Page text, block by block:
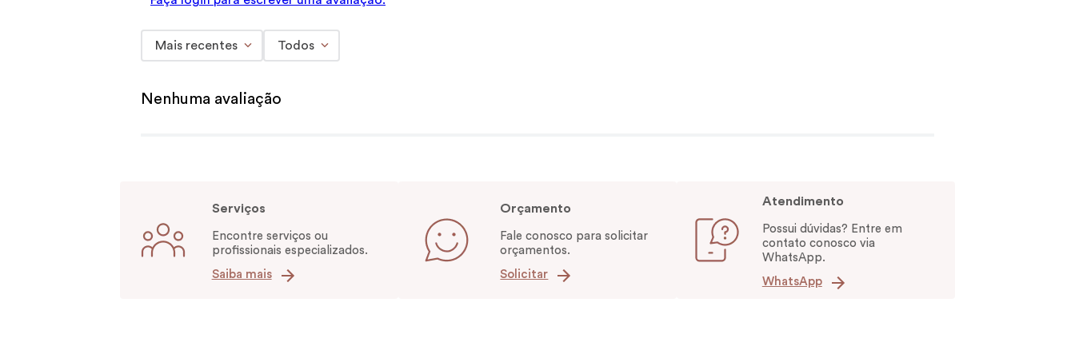
Mais recentes Todos
Nenhuma avaliação
Serviços
Encontre serviços ou
profissionais especializados.
Saiba mais
Orçamento
Fale conosco para solicitar
orçamentos.
Solicitar
Atendimento
Possui dúvidas? Entre em
contato conosco via
WhatsApp.
WhatsApp